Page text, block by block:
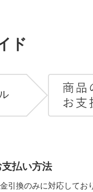
ド
払い方法
引換のみに対応してお